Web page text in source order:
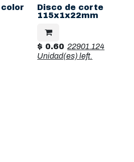
color
Disco de corte
115x1x22mm
$ 0.60 22901.124
Unidad(es)left.